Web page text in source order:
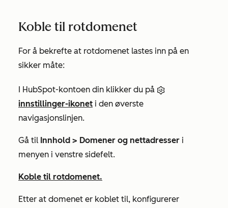
Koble til rotdomenet
For å bekrefte at rotdomenet lastes inn på en
sikker måte:
I HubSpot-kontoen din klikker du på
innstillinger-ikonet i den øverste
navigasjonslinjen.
Gå til Innhold > Domener og nettadresser i
menyen i venstre sidefelt.
Koble til rotdomenet.
Etter at domenet er koblet til, konfigurerer